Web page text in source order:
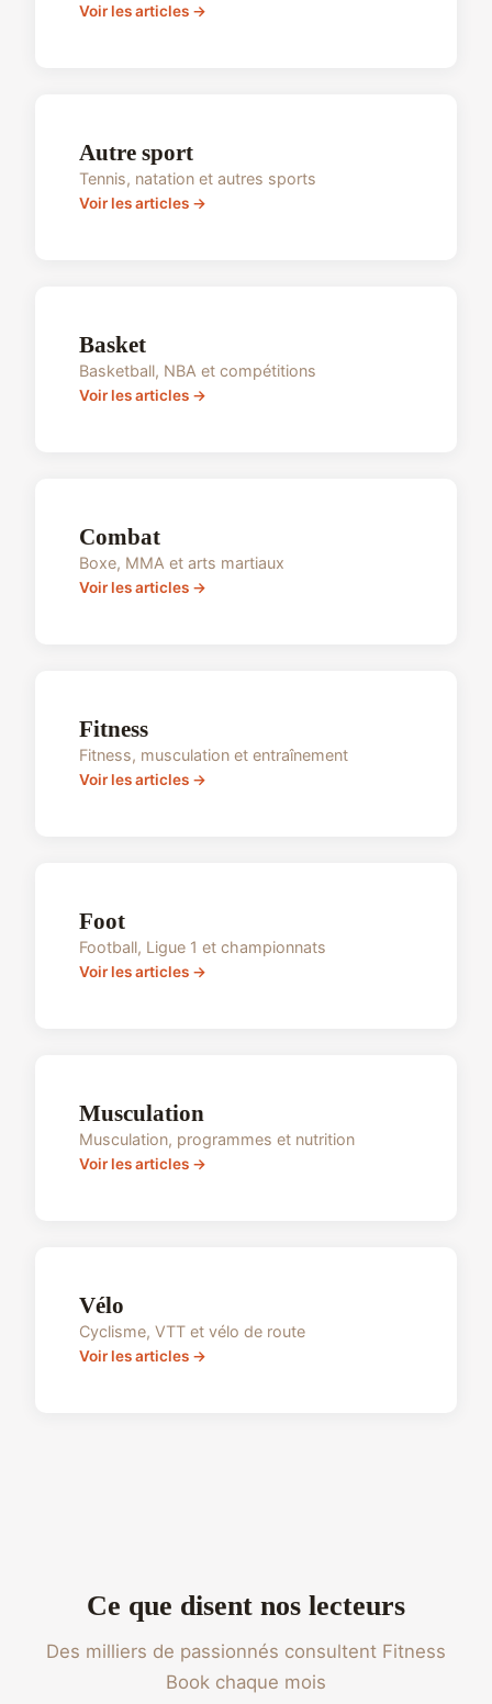
Voir les articles →
Autre sport
Tennis, natation et autres sports
Voir les articles →
Basket
Basketball, NBA et compétitions
Voir les articles →
Combat
Boxe, MMA et arts martiaux
Voir les articles →
Fitness
Fitness, musculation et entraînement
Voir les articles →
Foot
Football, Ligue 1 et championnats
Voir les articles →
Musculation
Musculation, programmes et nutrition
Voir les articles →
Vélo
Cyclisme, VTT et vélo de route
Voir les articles →
Ce que disent nos lecteurs
Des milliers de passionnés consultent Fitness
Book chaque mois